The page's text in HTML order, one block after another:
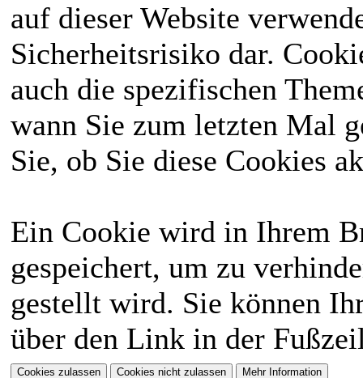
auf dieser Website
Sicherheitsrisiko dar.
auch die spezifischen
wann Sie zum letzten Mal
Sie, ob Sie diese Cookies
Ein Cookie wird in Ihrem
gespeichert, um zu
gestellt wird. Sie können
über den Link in der